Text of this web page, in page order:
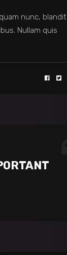
nunc, blandit
Nullam quis